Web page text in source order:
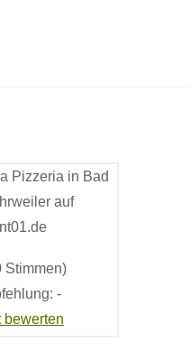
Stimmen)
-
bewerten